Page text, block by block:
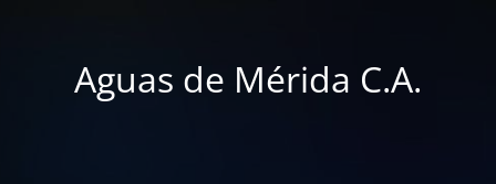
Aguas de Mérida C.A.